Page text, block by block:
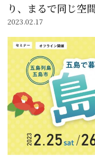
り、まるで同じ空
2023.02.17